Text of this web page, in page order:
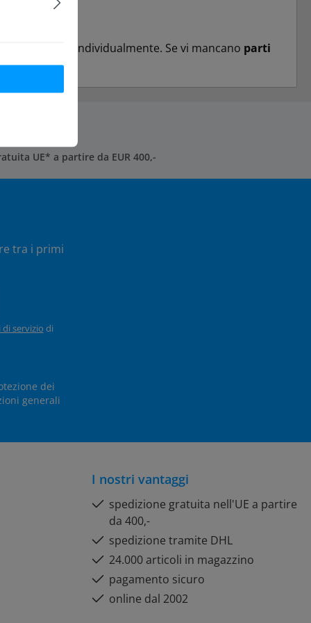
negozio individualmente. Se vi mancano parti
UE* a partire da EUR 400,-
tra i primi
servizio di
dei
generali
I nostri vantaggi
spedizione gratuita nell'UE a partire
da 400,-
spedizione tramite DHL
24.000 articoli in magazzino
pagamento sicuro
online dal 2002